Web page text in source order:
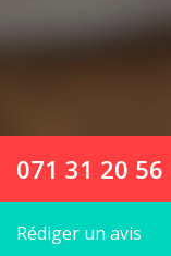
071 31 20 56
Rédiger un avis